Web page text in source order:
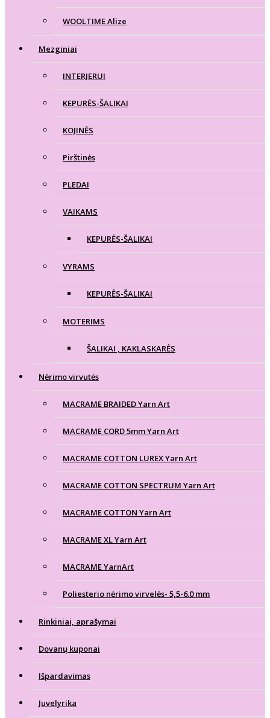
WOOLTIME Alize
Mezginiai
INTERJERUI
KEPURĖS-ŠALIKAI
KOJINĖS
Pirštinės
PLEDAI
VAIKAMS
KEPURĖS-ŠALIKAI
VYRAMS
KEPURĖS-ŠALIKAI
MOTERIMS
ŠALIKAI , KAKLASKARĖS
Nėrimo virvutės
MACRAME BRAIDED Yarn Art
MACRAME CORD 5mm Yarn Art
MACRAME COTTON LUREX Yarn Art
MACRAME COTTON SPECTRUM Yarn Art
MACRAME COTTON Yarn Art
MACRAME XL Yarn Art
MACRAME YarnArt
Poliesterio nėrimo virvelės- 5,5-6.0 mm
Rinkiniai, aprašymai
Dovanų kuponai
Išpardavimas
Juvelyrika